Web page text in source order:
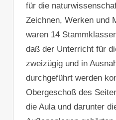
für die
Zeichnen, Werken und
waren 14
daß der Unterricht für
zweizügig und in
durchgeführt werden
Obergeschoß des
die Aula und darunter